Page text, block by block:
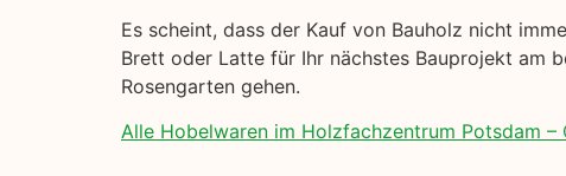
Es scheint, dass der Kauf von Bauholz nicht
Brett oder Latte für Ihr nächstes Bauprojekt am
Rosengarten gehen.
Alle Hobelwaren im Holzfachzentrum Potsdam –